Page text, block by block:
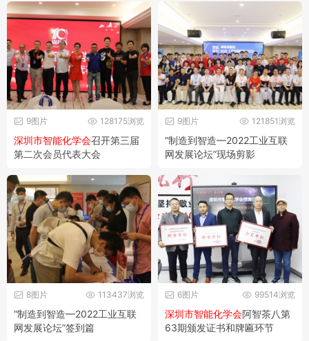
动
128175浏览
9图片
深圳市智能化学会召开第三届
第二次会员代表大会
121851浏览
9图片
“制造到智造—2022工业互联
网发展论坛”现场剪影
113437浏览
8图片
“制造到智造—2022工业互联
网发展论坛”签到篇
99514浏览
6图片
深圳市智能化学会阿智茶八第
63期颁发证书和牌匾环节